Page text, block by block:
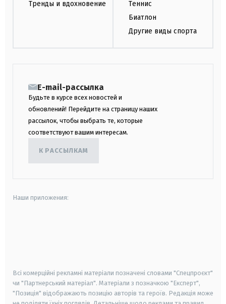
Тренды и вдохновение
Теннис
Биатлон
Другие виды спорта
E-mail-рассылка
Будьте в курсе всех новостей и
обновлений! Перейдите на страницу наших
рассылок, чтобы выбрать те, которые
соответствуют вашим интересам.
К РАССЫЛКАМ
Наши приложения:
Всі комерційні рекламні матеріали позначені словами "Спецпроєкт"
чи "Партнерський матеріал". Матеріали з позначкою "Експерт",
"Позиція" відображають позицію авторів та героїв. Редакція може